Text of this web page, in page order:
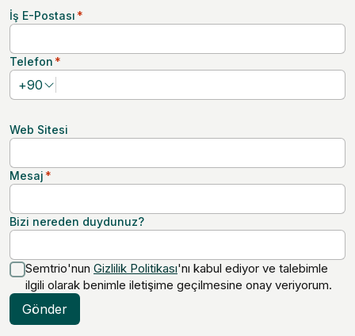
İş E-Postası *
Telefon *
+90
Web Sitesi
Mesaj *
Bizi nereden duydunuz?
Semtrio'nun Gizlilik Politikası'nı kabul ediyor ve talebimle
ilgili olarak benimle iletişime geçilmesine onay veriyorum.
Gönder